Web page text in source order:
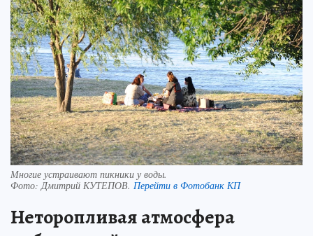
Многие устраивают пикники у воды.
Фото: Дмитрий КУТЕПОВ. Перейти в Фотобанк КП
Неторопливая атмосфера